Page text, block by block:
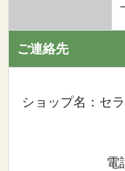
ご連絡先
ショップ名：セ
電